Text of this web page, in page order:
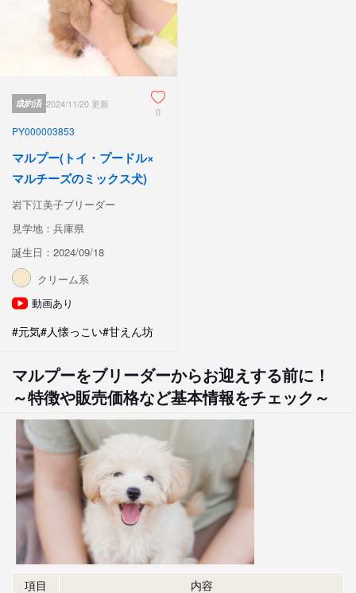
成約済 2024/11/20 更新
0
PY000003853
マルプー(トイ・プードル×
マルチーズのミックス犬)
岩下江美子ブリーダー
見学地：兵庫県
誕生日：2024/09/18
クリーム系
動画あり
#元気#人懐っこい#甘えん坊
マルプーをブリーダーからお迎えする前に！
～特徴や販売価格など基本情報をチェック～
項目 内容